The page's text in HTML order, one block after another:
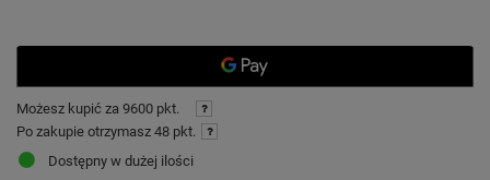
Możesz kupić za 9600 pkt.
Po zakupie otrzymasz 48 pkt.
Dostępny w dużej ilości